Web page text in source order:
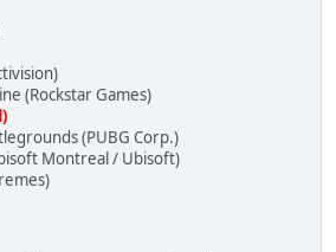
(Rockstar Games)
(PUBG Corp.)
Montreal / Ubisoft)